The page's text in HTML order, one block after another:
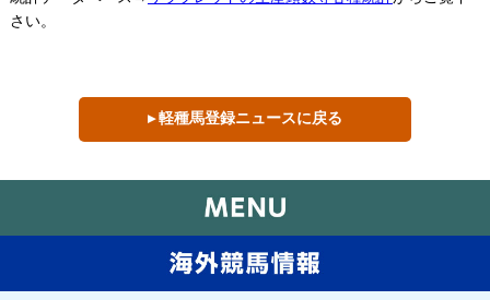
さい。
▸ 軽種馬登録ニュースに戻る